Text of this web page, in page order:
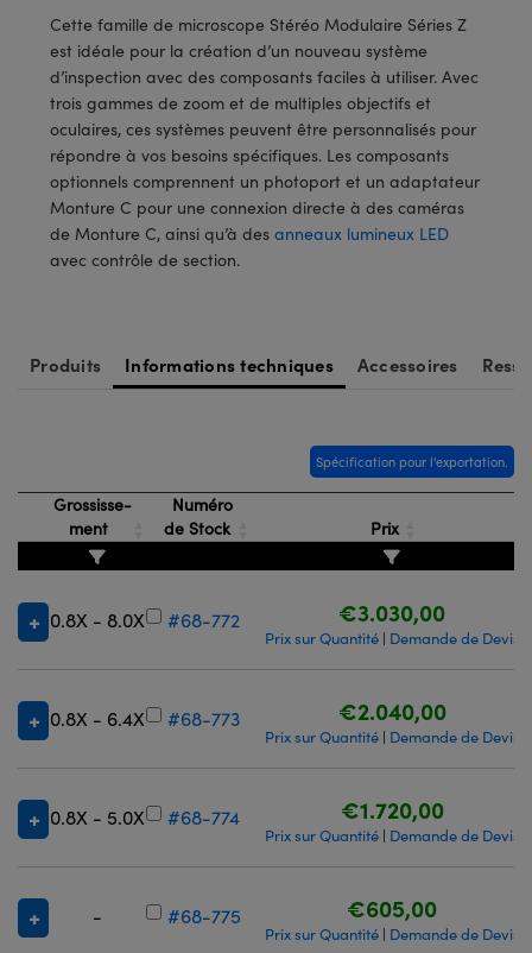
Coupleurs
ou à Mesure Directe
Optomécaniques pour Caméras
: Caméras
Lightpath
de SCHOTT
Cette famille de microscope Stéréo Modulaire Séries Z
est idéale pour la création d’un nouveau système
d’inspection avec des composants faciles à utiliser. Avec
trois gammes de zoom et de multiples objectifs et
oculaires, ces systèmes peuvent être personnalisés pour
répondre à vos besoins spécifiques. Les composants
optionnels comprennent un photoport et un adaptateur
Monture C pour une connexion directe à des caméras
de Monture C, ainsi qu’à des anneaux lumineux LED
avec contrôle de section.
Produits Informations techniques Accessoires
Spécification pour l'exportation.
Grossisse-
ment
Numéro
de Stock
Prix
0.8X - 8.0X #68-772 €3.030,00
Prix sur Quantité| Demande de Devis
0.8X - 6.4X #68-773 €2.040,00
Prix sur Quantité| Demande de Devis
0.8X - 5.0X #68-774 €1.720,00
Prix sur Quantité| Demande de Devis
- #68-775 €605,00
Prix sur Quantité| Demande de Devis